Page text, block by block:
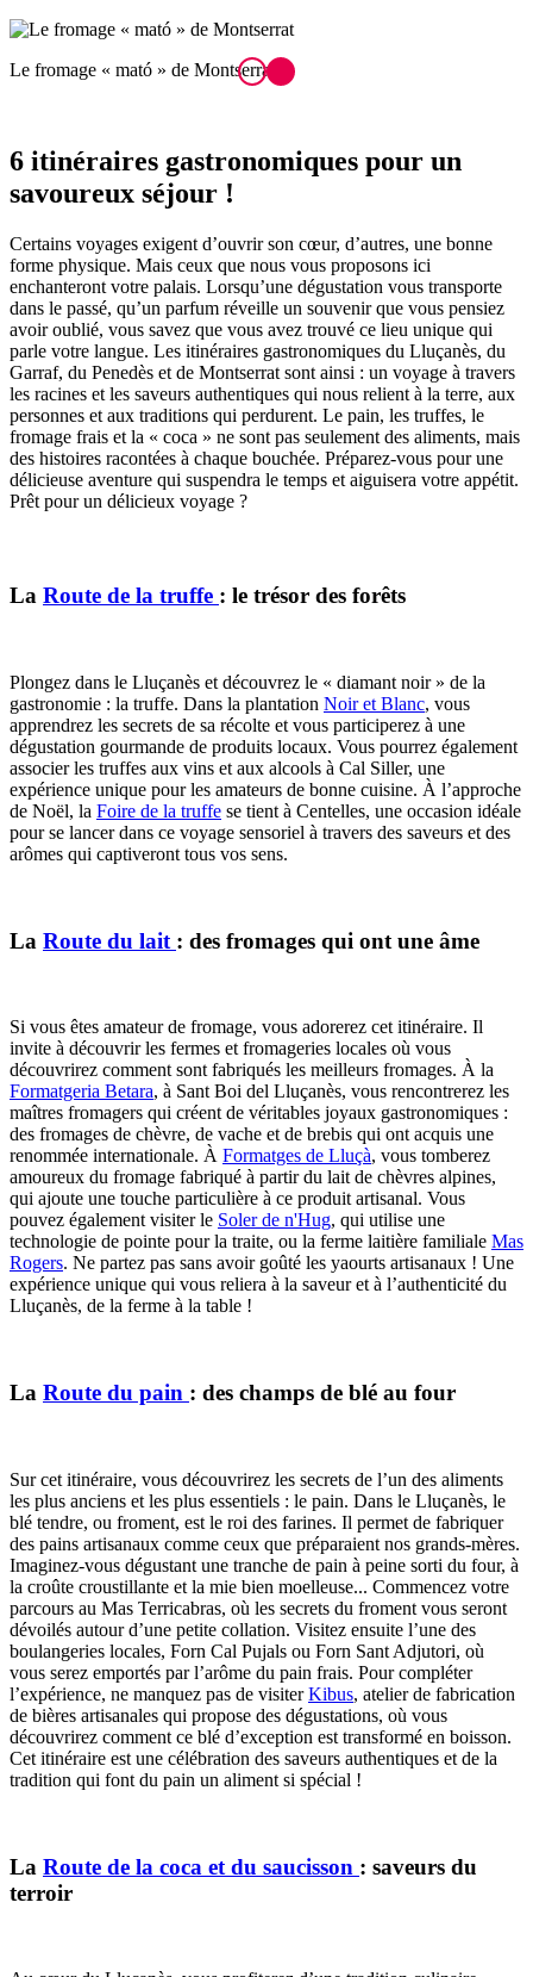
Le fromage « mató » de Montserrat
6 itinéraires gastronomiques pour un
savoureux séjour !
Certains voyages exigent d’ouvrir son cœur, d’autres, une bonne
forme physique. Mais ceux que nous vous proposons ici
enchanteront votre palais. Lorsqu’une dégustation vous transporte
dans le passé, qu’un parfum réveille un souvenir que vous pensiez
avoir oublié, vous savez que vous avez trouvé ce lieu unique qui
parle votre langue. Les itinéraires gastronomiques du Lluçanès, du
Garraf, du Penedès et de Montserrat sont ainsi : un voyage à travers
les racines et les saveurs authentiques qui nous relient à la terre, aux
personnes et aux traditions qui perdurent. Le pain, les truffes, le
fromage frais et la « coca » ne sont pas seulement des aliments, mais
des histoires racontées à chaque bouchée. Préparez-vous pour une
délicieuse aventure qui suspendra le temps et aiguisera votre appétit.
Prêt pour un délicieux voyage ?
La Route de la truffe : le trésor des forêts
Plongez dans le Lluçanès et découvrez le « diamant noir » de la
gastronomie : la truffe. Dans la plantation Noir et Blanc, vous
apprendrez les secrets de sa récolte et vous participerez à une
dégustation gourmande de produits locaux. Vous pourrez également
associer les truffes aux vins et aux alcools à Cal Siller, une
expérience unique pour les amateurs de bonne cuisine. À l’approche
de Noël, la Foire de la truffe se tient à Centelles, une occasion idéale
pour se lancer dans ce voyage sensoriel à travers des saveurs et des
arômes qui captiveront tous vos sens.
La Route du lait : des fromages qui ont une âme
Si vous êtes amateur de fromage, vous adorerez cet itinéraire. Il
invite à découvrir les fermes et fromageries locales où vous
découvrirez comment sont fabriqués les meilleurs fromages. À la
Formatgeria Betara, à Sant Boi del Lluçanès, vous rencontrerez les
maîtres fromagers qui créent de véritables joyaux gastronomiques :
des fromages de chèvre, de vache et de brebis qui ont acquis une
renommée internationale. À Formatges de Lluçà, vous tomberez
amoureux du fromage fabriqué à partir du lait de chèvres alpines,
qui ajoute une touche particulière à ce produit artisanal. Vous
pouvez également visiter le Soler de n'Hug, qui utilise une
technologie de pointe pour la traite, ou la ferme laitière familiale Mas
Rogers. Ne partez pas sans avoir goûté les yaourts artisanaux ! Une
expérience unique qui vous reliera à la saveur et à l’authenticité du
Lluçanès, de la ferme à la table !
La Route du pain : des champs de blé au four
Sur cet itinéraire, vous découvrirez les secrets de l’un des aliments
les plus anciens et les plus essentiels : le pain. Dans le Lluçanès, le
blé tendre, ou froment, est le roi des farines. Il permet de fabriquer
des pains artisanaux comme ceux que préparaient nos grands-mères.
Imaginez-vous dégustant une tranche de pain à peine sorti du four, à
la croûte croustillante et la mie bien moelleuse... Commencez votre
parcours au Mas Terricabras, où les secrets du froment vous seront
dévoilés autour d’une petite collation. Visitez ensuite l’une des
boulangeries locales, Forn Cal Pujals ou Forn Sant Adjutori, où
vous serez emportés par l’arôme du pain frais. Pour compléter
l’expérience, ne manquez pas de visiterKibus, atelier de fabrication
de bières artisanales qui propose des dégustations, où vous
découvrirez comment ce blé d’exception est transformé en boisson.
Cet itinéraire est une célébration des saveurs authentiques et de la
tradition qui font du pain un aliment si spécial !
La Route de la coca et du saucisson : saveurs du
terroir